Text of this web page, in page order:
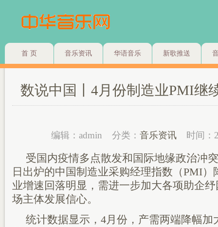
首 页 音乐资讯 华语音乐 新歌推送
数说中国丨4月份制造业PMI继
编辑：admin 分类： 音乐资讯 时间：
受国内疫情多点散发和国际地缘政治冲
日出炉的中国制造业采购经理指数（PMI）
业增速回落明显，需进一步加大各项助企
场主体发展信心。
统计数据显示，4月份，产需两端降幅加